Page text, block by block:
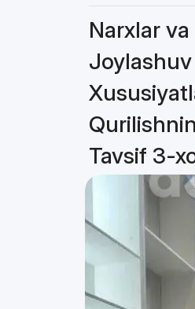
Narxlar
Tavsif 3-